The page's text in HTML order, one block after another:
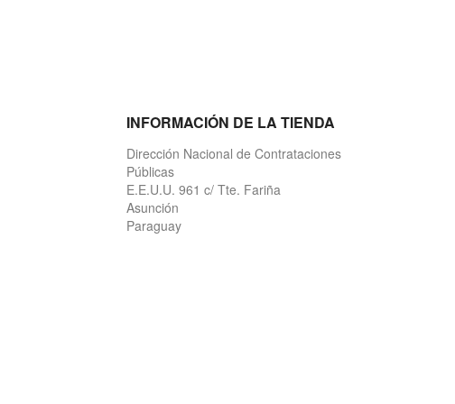
INFORMACIÓN DE LA TIENDA
Dirección Nacional de Contrataciones
Públicas
E.E.U.U. 961 c/ Tte. Fariña
Asunción
Paraguay